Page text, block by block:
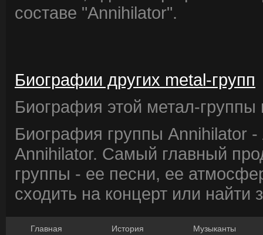
составе "Annihilator".
Биографии других metal-групп
Биография этой метал-группы
Биография группы Annihilator
Annihilator. Самый главный
группы - ее песни, ее
сходить на концерт или найти
Главная История Музыканты